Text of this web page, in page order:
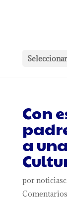
Con
a
por
Comentarios